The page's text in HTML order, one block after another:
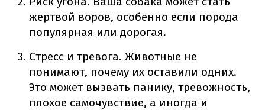
жертвой воров, особенно если порода
популярная или дорогая.
Стресс и тревога. Животные не
понимают, почему их оставили одних.
Это может вызвать панику, тревожность,
плохое самочувствие, а иногда и